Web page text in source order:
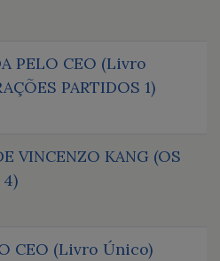
PELO CEO (Livro
PARTIDOS 1)
VINCENZO KANG (OS
CEO (Livro Único)